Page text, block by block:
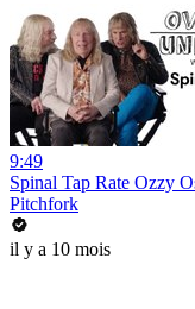
9:49
Spinal Tap Rate Ozzy
Pitchfork
il y a 10 mois